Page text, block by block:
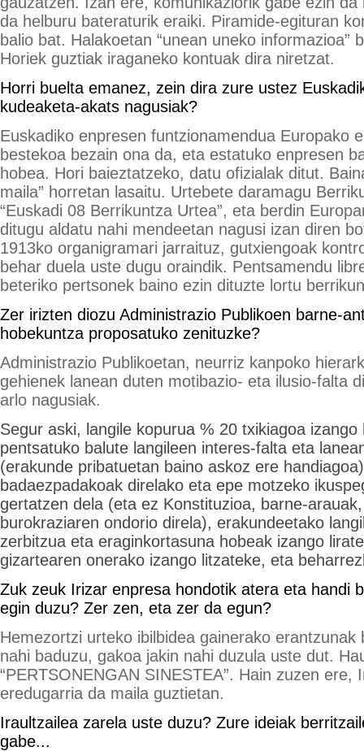
da helburu bateraturik eraiki. Piramide-egituran
balio bat. Halakoetan “unean uneko informazioa”
Horiek guztiak iraganeko kontuak dira niretzat.
Horri buelta emanez, zein dira zure ustez
kudeaketa-akats nagusiak?
Euskadiko enpresen funtzionamendua Europako
bestekoa bezain ona da, eta estatuko enpresen
hobea. Hori baieztatzeko, datu ofizialak ditut.
maila” horretan lasaitu. Urtebete daramagu
“Euskadi 08 Berrikuntza Urtea”, eta berdin
ditugu aldatu nahi mendeetan nagusi izan diren
1913ko organigramari jarraituz, gutxiengoak
behar duela uste dugu oraindik. Pentsamendu
beteriko pertsonek baino ezin dituzte lortu
Zer irizten diozu Administrazio Publikoen barne-
hobekuntza proposatuko zenituzke?
Administrazio Publikoetan, neurriz kanpoko
gehienek lanean duten motibazio- eta ilusio-falta
arlo nagusiak.
Segur aski, langile kopurua % 20 txikiagoa
pentsatuko balute langileen interes-falta eta
(erakunde pribatuetan baino askoz ere
badaezpadakoak direlako eta epe motzeko
gertatzen dela (eta ez Konstituzioa, barne-
burokraziaren ondorio direla), erakundeetako
zerbitzua eta eraginkortasuna hobeak izango
gizartearen onerako izango litzateke, eta
Zuk zeuk Irizar enpresa hondotik atera eta handi
egin duzu? Zer zen, eta zer da egun?
Hemezortzi urteko ibilbidea gainerako erantzunak
nahi baduzu, gakoa jakin nahi duzula uste dut.
“PERTSONENGAN SINESTEA”. Hain zuzen ere,
eredugarria da maila guztietan.
Iraultzailea zarela uste duzu? Zure ideiak
gabe...